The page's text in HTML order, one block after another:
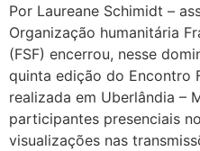
Por Laureane Schimidt –
Organização humanitária
(FSF) encerrou, nesse
quinta edição do Encontro
realizada em Uberlândia –
participantes presenciais
visualizações nas